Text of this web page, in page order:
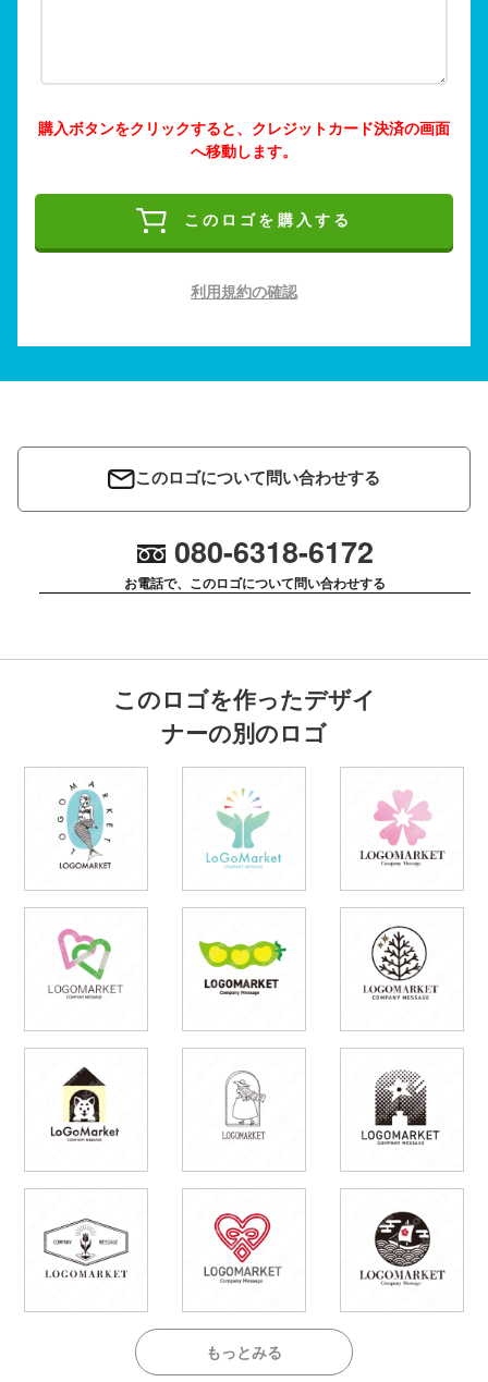
購入ボタンをクリックすると、クレジットカード決済の画面
へ移動します。
このロゴを購入する
利用規約の確認
このロゴについて問い合わせする
080-6318-6172
お電話で、このロゴについて問い合わせする
このロゴを作ったデザイ
ナーの別のロゴ
もっとみる